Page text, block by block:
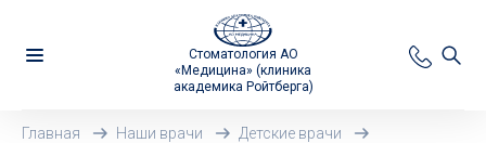
Стоматология АО
«Медицина» (клиника
академика Ройтберга)
Главная Наши врачи
Детские врачи